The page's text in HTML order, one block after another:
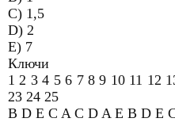
C) 1,5
D) 2
E) 7
Ключи
1 2 3 4 5 6 7 8 9 10 11 12
23 24 25
B D E C A C D A E B D E